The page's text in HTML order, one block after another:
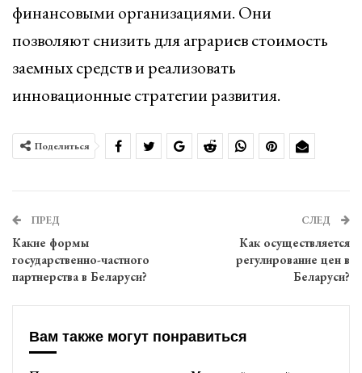
финансовыми организациями. Они
позволяют снизить для аграриев стоимость
заемных средств и реализовать
инновационные стратегии развития.
Поделиться
ПРЕД
Какие формы
государственно-частного
партнерства в Беларуси?
СЛЕД
Как осуществляется
регулирование цен в
Беларуси?
Вам также могут понравиться